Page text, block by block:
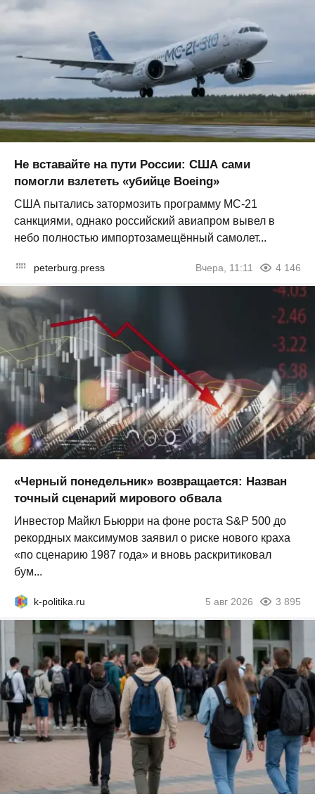
Не вставайте на пути России: США сами
помогли взлететь «убийце Boeing»
США пытались затормозить программу МС-21
санкциями, однако российский авиапром вывел в
небо полностью импортозамещённый самолет...
peterburg.press Вчера, 11:11 4 146
«Черный понедельник» возвращается: Назван
точный сценарий мирового обвала
Инвестор Майкл Бьюрри на фоне роста S&P 500 до
рекордных максимумов заявил о риске нового краха
«по сценарию 1987 года» и вновь раскритиковал
бум...
k-politika.ru 5 авг 2026 3 895